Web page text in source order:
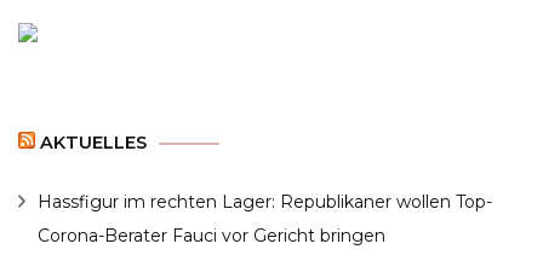
AKTUELLES
Hassfigur im rechten Lager: Republikaner wollen Top-
Corona-Berater Fauci vor Gericht bringen